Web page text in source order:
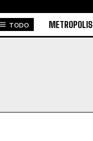
TODO METROPOLIS